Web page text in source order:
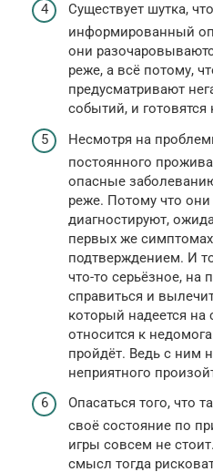
Существует шутка,
информированный
они
реже, а всё потому,
предусматривают
событий, и готовятся
Несмотря на
постоянного
опасные
реже. Потому что
диагностируют,
первых же симптомах
подтверждением. И
что-то серьёзное, на
справиться и
который надеется на
относится к
пройдёт. Ведь с ним
неприятного
Опасаться того, что
своё состояние по
игры совсем не
смысл тогда